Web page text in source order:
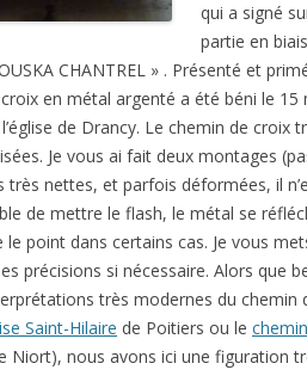
qui a signé
partie en
CHANTREL » . Présenté et
en métal argenté a été béni le 15
de Drancy. Le chemin de croix
Je vous ai fait deux montages
nettes, et parfois déformées, il
de mettre le flash, le métal se
point dans certains cas. Je vous
précisions si nécessaire. Alors que
très modernes du chemin
Saint-Hilaire de Poitiers ou le
Niort), nous avons ici une figuration